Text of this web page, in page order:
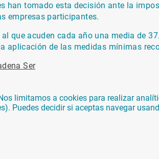
han tomado esta decisión ante la
empresas participantes.
que acuden cada año una media de
aplicación de las medidas mínimas
Ser
limitamos a cookies para realizar
Puedes decidir si aceptas navegar